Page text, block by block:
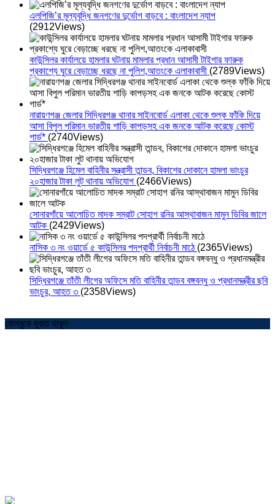
এলপিজি’র মূল্যবৃদ্ধি জনগণের দুর্ভোগ বাড়বে : বাংলাদেশ ন্যাপ
(2912Views)
কাউন্সিলর কার্যালয়ে হামলার ঘটনায় মামলার প্রধান আসামী টাইগার ফারুক
প্রকাশ্যে ঘুরে বেড়াচ্ছে ধরছে না পুলিশ,আতংকে এলাকাবাসী (2789Views)
নারায়ণগঞ্জ জেলার সিদ্ধিরগঞ্জ থানার সাইনবোর্ড এলাকা থেকে শুল্ক ফাঁকি দিয়ে
আসা বিপুল পরিমান ভারতীয় শাড়ি কাপড়সহ এক জনকে আটক করেছে কোস্ট
গার্ড* (2740Views)
সিদ্ধিরগঞ্জে হিমেল বাহিনীর সন্ত্রাসী তান্ডব, বিকাশের দোকানে হামলা ভাংচুর
২০হাজার টাকা লুট থানায় অভিযোগ (2466Views)
সোনারগাঁয়ে আলোচিত মাদক সম্রাট সোহাগ রনির আস্থাবাজন মামুন ডিবির জালে
আটক (2429Views)
নাসিক ৩ নং ওয়ার্ডে ৫ কাউন্সিলর পদপ্রার্থী নির্বাচনী মাঠে (2365Views)
সিদ্ধিরগঞ্জে তাঁতী লীগের অফিসে মতি বাহিনীর তান্ডব বঙ্গবন্ধু ও প্রধানমন্ত্রীর ছবি
ভাংচুর, আহত ৩ (2358Views)
ফেসবুকে যুক্ত থাকুন